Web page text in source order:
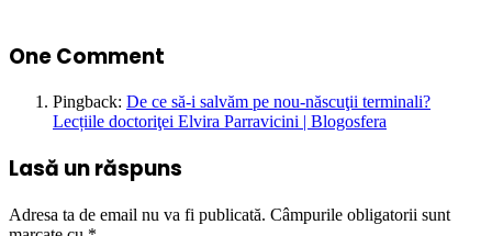
One Comment
Pingback: De ce să-i salvăm pe nou-născuţii terminali?
Lecțiile doctoriţei Elvira Parravicini | Blogosfera
Lasă un răspuns
Adresa ta de email nu va fi publicată. Câmpurile obligatorii sunt